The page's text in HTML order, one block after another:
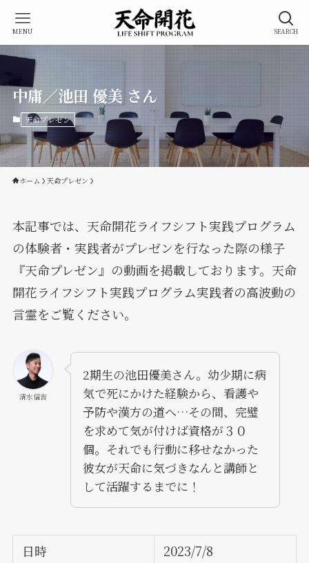
SEARCH
MENU
中庸／池田 優美 さん
天命プレゼン
ホーム 天命プレゼン
本記事では、天命開花ライフシフト実践プログラム
の体験者・実践者がプレゼンを行なった際の様子
『天命プレゼン』の動画を掲載しております。天命
開花ライフシフト実践プログラム実践者の高波動の
言霊をご覧ください。
清水信吉
2期生の池田優美さん。幼少期に病
気で死にかけた経験から、看護や
予防や漢方の道へ…その間、完璧
を求めて気が付けば資格が３０
個。それでも行動に移せなかった
彼女が天命に気づきなんと講師と
して活躍するまでに！
日時
2023/7/8